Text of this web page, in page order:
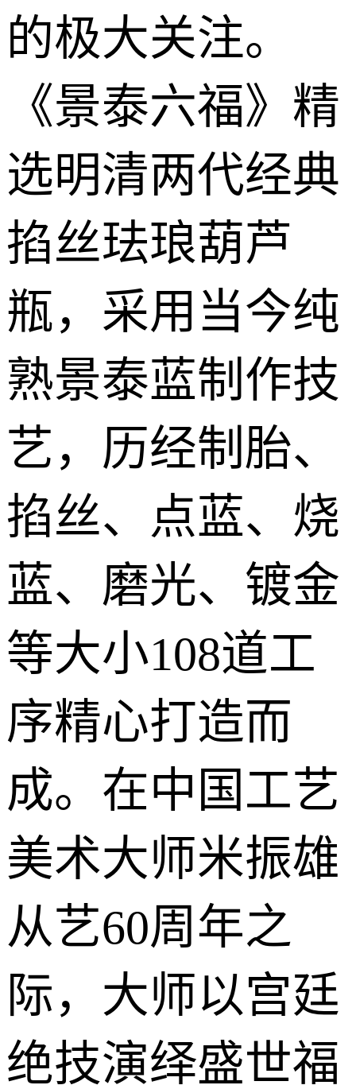
的极大关注。
《景泰六福》精
选明清两代经典
掐丝珐琅葫芦
瓶，采用当今纯
熟景泰蓝制作技
艺，历经制胎、
掐丝、点蓝、烧
蓝、磨光、镀金
等大小108道工
序精心打造而
成。在中国工艺
美术大师米振雄
从艺60周年之
际，大师以宫廷
绝技演绎盛世福